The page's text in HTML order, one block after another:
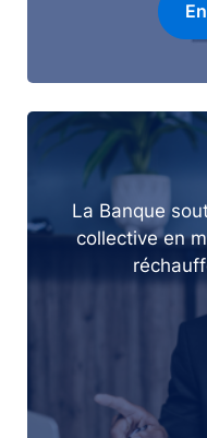
La Banque
collective en